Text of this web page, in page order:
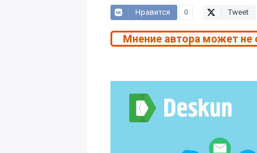
Нравится 0 Tweet
Мнение автора может не